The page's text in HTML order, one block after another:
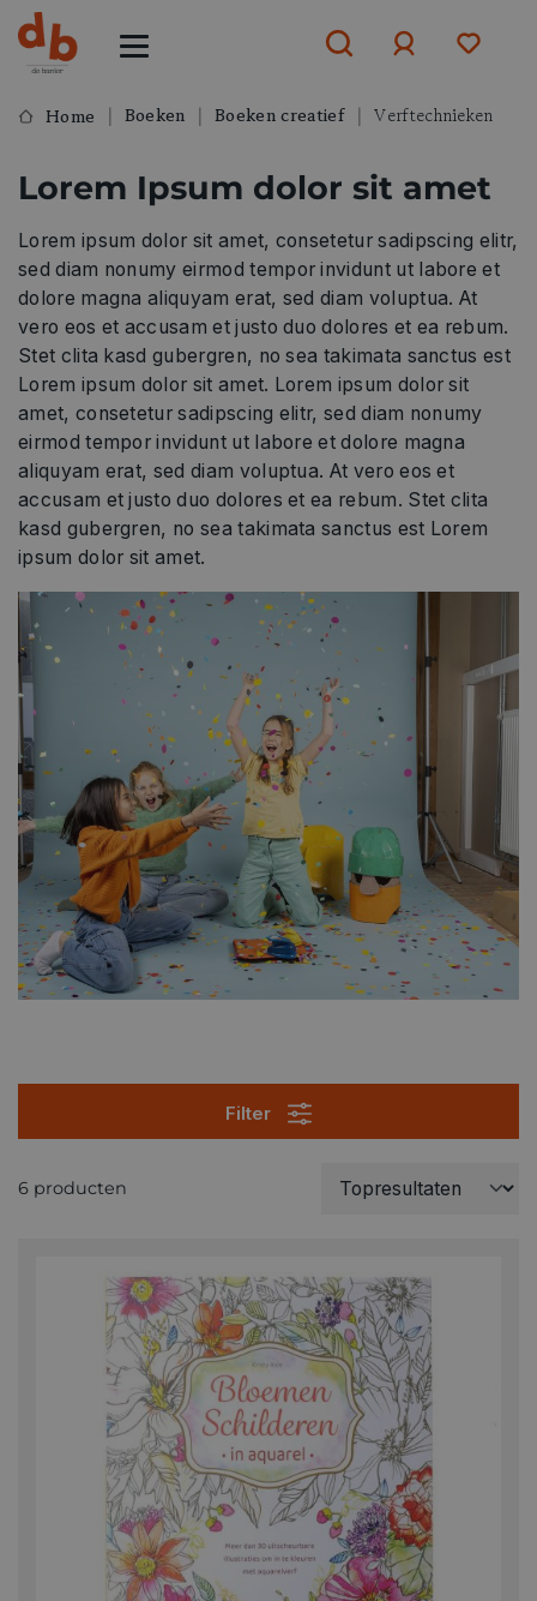
Home Boeken Boeken creatief Verftechnieken
Lorem Ipsum dolor sit amet
Lorem ipsum dolor sit amet, consetetur sadipscing elitr,
sed diam nonumy eirmod tempor invidunt ut labore et
dolore magna aliquyam erat, sed diam voluptua. At
vero eos et accusam et justo duo dolores et ea rebum.
Stet clita kasd gubergren, no sea takimata sanctus est
Lorem ipsum dolor sit amet. Lorem ipsum dolor sit
amet, consetetur sadipscing elitr, sed diam nonumy
eirmod tempor invidunt ut labore et dolore magna
aliquyam erat, sed diam voluptua. At vero eos et
accusam et justo duo dolores et ea rebum. Stet clita
kasd gubergren, no sea takimata sanctus est Lorem
ipsum dolor sit amet.
Filter
6 producten